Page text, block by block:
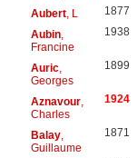
Aubert, L 1877
Aubin,
Francine
1938
Auric,
Georges
1899
Aznavour,
Charles
1924
Balay,
Guillaume
1871